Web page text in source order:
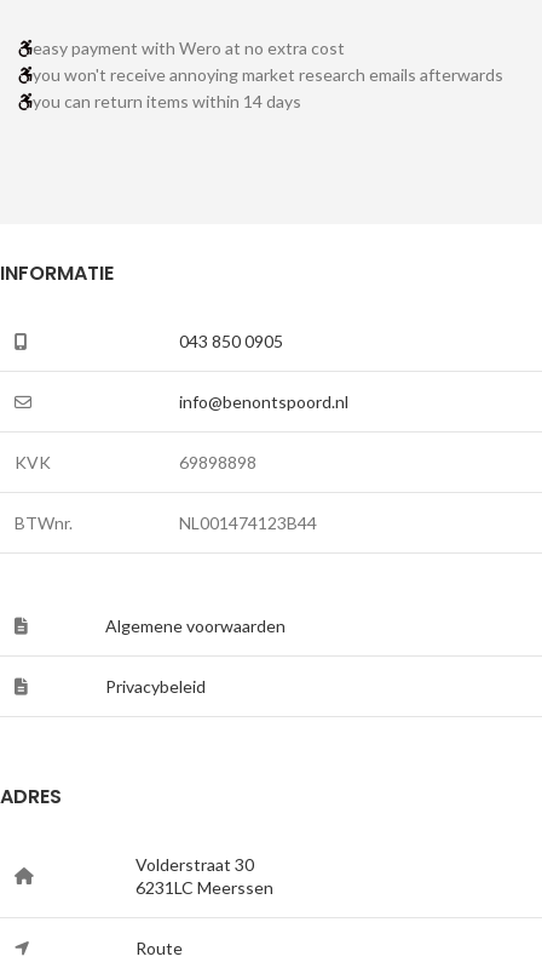
easy payment with Wero at no extra cost
you won't receive annoying market research emails afterwards
you can return items within 14 days
INFORMATIE
043 850 0905
info@benontspoord.nl
KVK 69898898
BTWnr. NL001474123B44
Algemene voorwaarden
Privacybeleid
ADRES
Volderstraat 30
6231LC Meerssen
Route